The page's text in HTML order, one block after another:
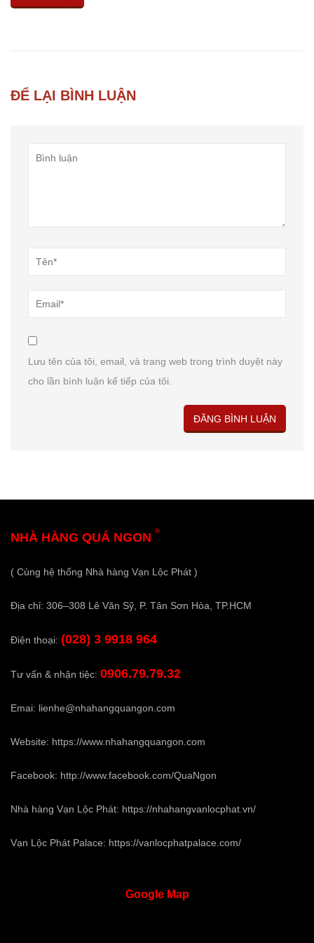
ĐỂ LẠI BÌNH LUẬN
Lưu tên của tôi, email, và trang web trong trình duyệt này
cho lần bình luận kế tiếp của tôi.
NHÀ HÀNG QUÁ NGON ®
( Cùng hệ thống Nhà hàng Vạn Lộc Phát )
Địa chỉ: 306–308 Lê Văn Sỹ, P. Tân Sơn Hòa, TP.HCM
Điện thoại: (028) 3 9918 964
Tư vấn & nhận tiệc: 0906.79.79.32
Emai: lienhe@nhahangquangon.com
Website: https://www.nhahangquangon.com
Facebook: http://www.facebook.com/QuaNgon
Nhà hàng Vạn Lộc Phát: https://nhahangvanlocphat.vn/
Vạn Lộc Phát Palace: https://vanlocphatpalace.com/
GoogleMap